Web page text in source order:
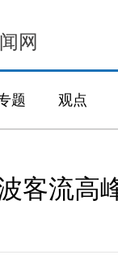
网
题 观点
客流高